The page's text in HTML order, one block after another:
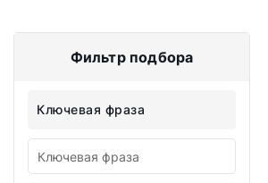
Фильтр подбора
Ключевая фраза